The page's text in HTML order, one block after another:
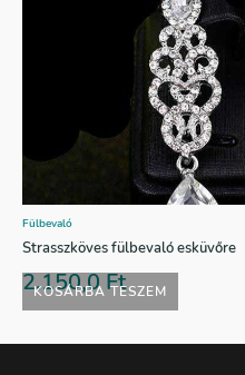
KOSÁRBA TESZEM
Fülbevaló
Strasszköves fülbevaló esküvőre
2.150,0Ft